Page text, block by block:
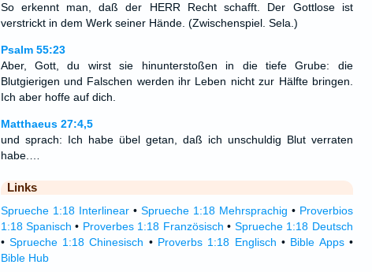
So erkennt man, daß der HERR Recht schafft. Der Gottlose ist
verstrickt in dem Werk seiner Hände. (Zwischenspiel. Sela.)
Psalm 55:23
Aber, Gott, du wirst sie hinunterstoßen in die tiefe Grube: die
Blutgierigen und Falschen werden ihr Leben nicht zur Hälfte bringen.
Ich aber hoffe auf dich.
Matthaeus 27:4,5
und sprach: Ich habe übel getan, daß ich unschuldig Blut verraten
habe.…
Links
Sprueche 1:18 Interlinear• Sprueche 1:18 Mehrsprachig • Proverbios
1:18 Spanisch • Proverbes 1:18 Französisch • Sprueche 1:18 Deutsch
• Sprueche 1:18 Chinesisch • Proverbs 1:18 Englisch • Bible Apps•
Bible Hub